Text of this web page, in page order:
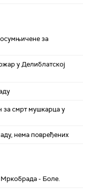
за
у Делиблатској
смрт мушкарца у
нема повређених
- Боле.